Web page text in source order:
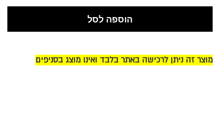
הוספה לסל
מוצר זה ניתן לרכישה באתר בלבד ואינו מוצג בסניפים